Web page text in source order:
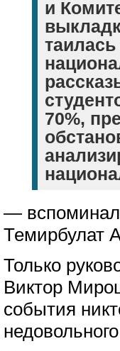
и
70%,
— вспоминал
Темирбулат
Только
Виктор
события